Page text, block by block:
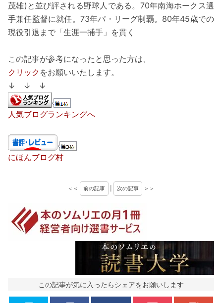
茂雄)と並び評される野球人である。70年南海ホークス選
手兼任監督に就任。73年パ・リーグ制覇。80年45歳での
現役引退まで「生涯一捕手」を貫く
この記事が参考になったと思った方は、
クリック をお願いいたします。
↓ ↓ ↓
人気ブログランキングへ
にほんブログ村
＜＜ 前の記事 次の記事 ＞＞
この記事が気に入ったらシェアをお願いします